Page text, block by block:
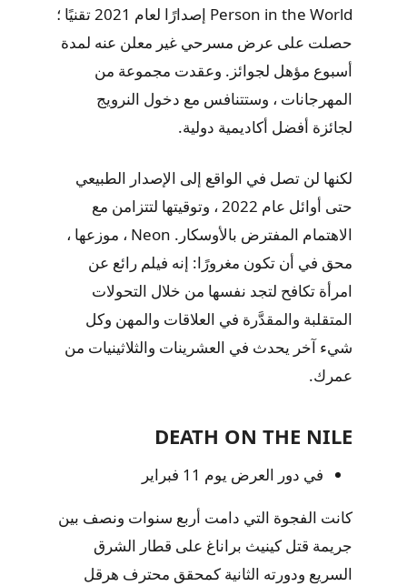
Person in the World إصدارًا لعام 2021 تقنيًا ؛
حصلت على عرض مسرحي غير معلن عنه لمدة
أسبوع مؤهل لجوائز. وعقدت مجموعة من
المهرجانات ، وستتنافس مع دخول النرويج
لجائزة أفضل أكاديمية دولية.
لكنها لن تصل في الواقع إلى الإصدار الطبيعي
حتى أوائل عام 2022 ، وتوقيتها لتتزامن مع
الاهتمام المفترض بالأوسكار. Neon ، موزعها ،
محق في أن تكون مغرورًا: إنه فيلم رائع عن
امرأة تكافح لتجد نفسها من خلال التحولات
المتقلبة والمقدَّرة في العلاقات والمهن وكل
شيء آخر يحدث في العشرينات والثلاثينيات من
عمرك.
DEATH ON THE NILE
في دور العرض يوم 11 فبراير
كانت الفجوة التي دامت أربع سنوات ونصف بين
جريمة قتل كينيث براناغ على قطار الشرق
السريع ودورته الثانية كمحقق محترف هرقل